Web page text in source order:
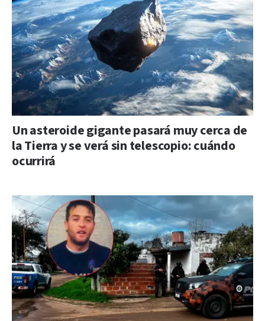
Un asteroide gigante pasará muy cerca de
la Tierra y se verá sin telescopio: cuándo
ocurrirá